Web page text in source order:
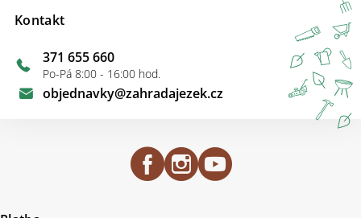
Kontakt
objednavky@zahradajezek.cz
371 655 660
Po-Pá 8:00 - 16:00 hod.